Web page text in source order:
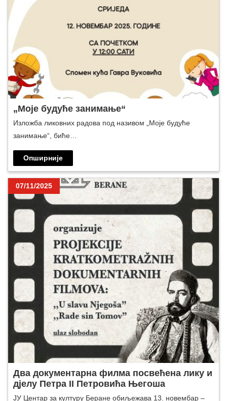
„Моје будуће занимање“
Изложба ликовних радова под називом „Моје будуће
занимање“, биће…
Опширније
07/11/2025
Два документарна филма посвећена лику и
дјелу Петра II Петровића Његоша
ЈУ Центар за културу Беране обиљежава 13. новембар –